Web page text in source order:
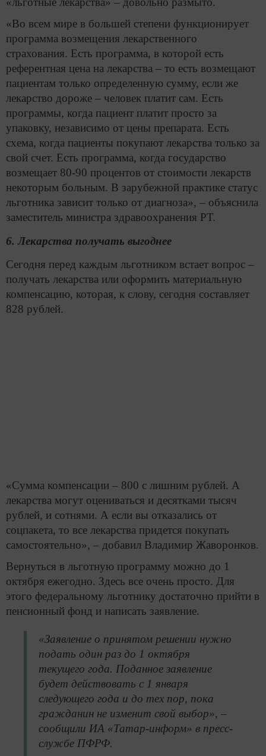
«Во всем мире в большей степени функционирует
программа возмещения лекарственного
страхования. Есть программа, в которой есть
референтная цена на лекарства – то есть возмещают
пациентам только определенную сумму, если же
лекарство дороже – человек платит сам. Есть
программы, когда пациент платит просто за
упаковку, независимо от цены препарата. Есть
схема, когда пациенты покупают лекарства только за
свой счет. Есть программа, когда государство
возмещает 80-90 процентов от стоимости лекарств
некоторым больным. В зарубежной практике статус
льготника зависит только от диагноза», – объяснила
заместитель министра здравоохранения РТ.
6. Лекарства получать выгоднее
Сегодня перед каждым льготником встает вопрос –
получать лекарства или оформить материальную
компенсацию, которая, к слову, сегодня составляет
828 рублей.
«Сумма компенсации – 800 с лишним рублей. А
лекарства могут оцениваться и десятками тысяч
рублей, и сотнями. А если вы отказались от
соцпакета, то все лекарства придется покупать
самостоятельно», – добавил Владимир Жаворонков.
Вернуться в льготную программу можно до 1
октября ежегодно. Здесь все очень просто. Для
этого федеральному льготнику достаточно прийти в
пенсионный фонд и написать заявление.
«Заявление о принятом решении нужно
подать один раз до 1 октября
текущего года. Поданное заявление
будет действовать с 1 января
следующего года и до тех пор, пока
гражданин не изменит свой выбор», –
сообщили ИА «Татар-информ» в пресс-
службе ПФРФ.